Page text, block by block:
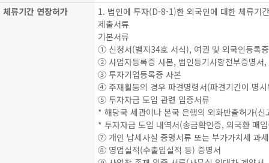
체류기간 연장허가
1. 법인에 투자(D-8-1)한 외국인에 대한 체류기
제출서류
기본서류
① 신청서(별지34호 서식), 여권 및 외국인등록
② 사업자등록증 사본, 법인등기사항전부증명서
③ 투자기업등록증 사본
④ 주재활동의 경우 파견명령서(파견기간이 명
⑤ 투자자금 도입 관련 입증서류
* 해당국 세관이나 본국 은행의 외화반출허가(신
* 투자자금 도입 내역서(송금확인증, 외국환 매
⑦ 개인 납세사실 증명서류 또는 부가가치세 과
⑧ 영업실적(수출입실적 등) 증명서